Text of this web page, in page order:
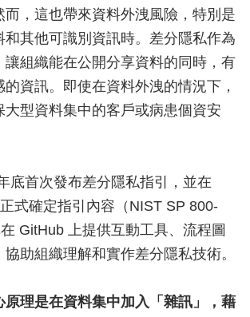
而，這也帶來資料外洩風險，特別是
和其他可識別資訊時。差分隱私作為
讓組織能在公開分享資料的同時，有
資訊。即使在資料外洩的情況下，
大型資料集中的客戶或病患個資安
底首次發布差分隱私指引，並在
式確定指引內容（NIST SP 800-
GitHub 上提供互動工具、流程圖
助組織理解和實作差分隱私技術。
原理是在資料集中加入「雜訊」，藉